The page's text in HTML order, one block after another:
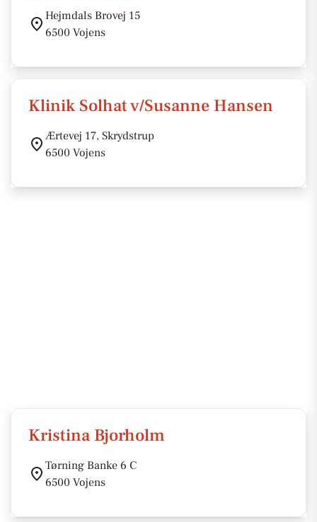
Hejmdals Brovej 15
6500 Vojens
Klinik Solhat v/Susanne Hansen
Ærtevej 17, Skrydstrup
6500 Vojens
Kristina Bjorholm
Tørning Banke 6 C
6500 Vojens